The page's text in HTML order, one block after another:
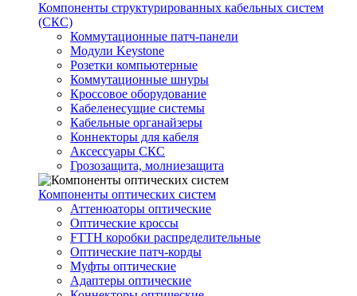
Компоненты структурированных кабельных систем
(СКС)
Коммутационные патч-панели
Модули Keystone
Розетки компьютерные
Коммутационные шнуры
Кроссовое оборудование
Кабеленесущие системы
Кабельные органайзеры
Коннекторы для кабеля
Аксессуары СКС
Грозозащита, молниезащита
Компоненты оптических систем
Аттенюаторы оптические
Оптические кроссы
FTTH коробки распределительные
Оптические патч-корды
Муфты оптические
Адаптеры оптические